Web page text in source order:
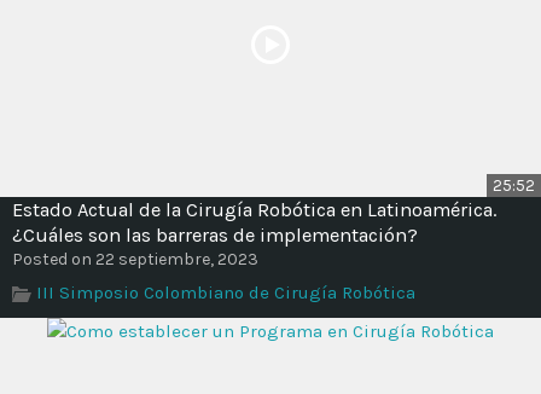
Validating Enterprise
Architectures In The Current
Time
25:52
Estado Actual de la Cirugía Robótica en Latinoamérica.
¿Cuáles son las barreras de implementación?
Posted on 22 septiembre, 2023
III Simposio Colombiano de Cirugía Robótica